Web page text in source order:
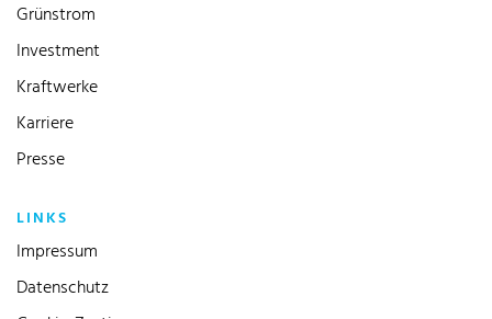
Grünstrom
Investment
Kraftwerke
Karriere
Presse
LINKS
Impressum
Datenschutz